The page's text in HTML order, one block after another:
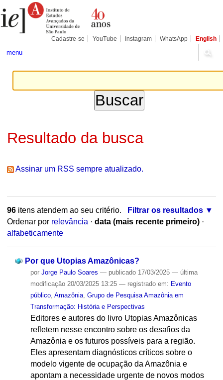
para
conteúdo.
Pessoais
Cadastre-se YouTube Instagram WhatsApp English
menu
Resultado da busca
Assinar um RSS sempre atualizado.
96itens atendem ao seu critério.
Filtrar os resultados
Ordenar por relevância · data (mais recente primeiro) ·
alfabeticamente
Por que Utopias Amazônicas?
por Jorge Paulo Soares — publicado17/03/2025 — última
modificação20/03/2025 13:25 — registrado em: Evento
público, Amazônia, Grupo de Pesquisa Amazônia em
Transformação: História e Perspectivas
Editores e autores do livro Utopias Amazônicas
refletem nesse encontro sobre os desafios da
Amazônia e os futuros possíveis para a região.
Eles apresentam diagnósticos críticos sobre o
modelo vigente de ocupação da Amazônia e
apontam a necessidade urgente de novos modos